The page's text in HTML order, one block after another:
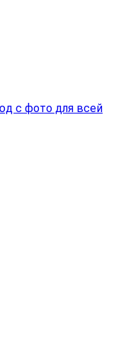
с фото для всей